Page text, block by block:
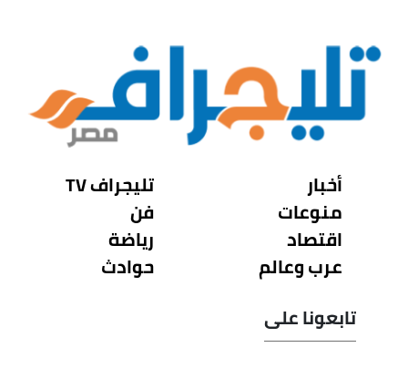
أخبار
منوعات
اقتصاد
عرب وعالم
تليجراف TV
فن
رياضة
حوادث
تابعونا على